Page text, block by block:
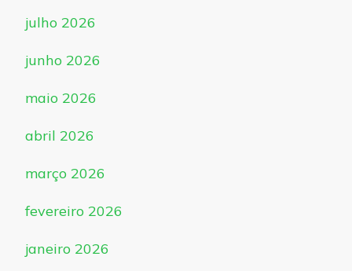
julho 2026
junho 2026
maio 2026
abril 2026
março 2026
fevereiro 2026
janeiro 2026